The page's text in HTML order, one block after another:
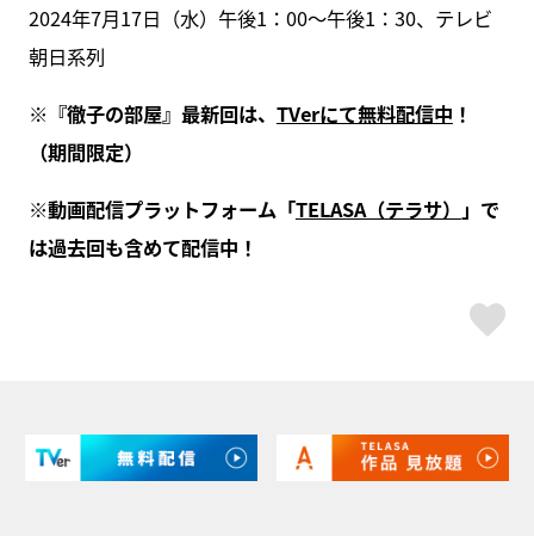
2024年7月17日（水）午後1：00～午後1：30、テレビ
朝日系列
※『徹子の部屋』最新回は、 TVerにて無料配信中 ！
（期間限定）
※動画配信プラットフォーム「TELASA（テラサ） 」で
は過去回も含めて配信中！